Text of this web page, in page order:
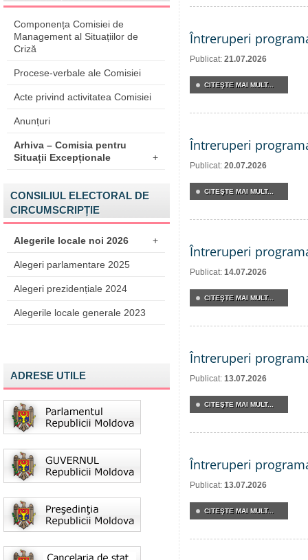
Componența Comisiei de
Management al Situațiilor de
Criză
Procese-verbale ale Comisiei
Acte privind activitatea Comisiei
Anunțuri
Arhiva – Comisia pentru
Situații Excepționale
+
CONSILIUL ELECTORAL DE
CIRCUMSCRIPȚIE
Alegerile locale noi 2026 +
Alegeri parlamentare 2025
Alegeri prezidențiale 2024
Alegerile locale generale 2023
ADRESE UTILE
Întreruperi
Publicat: 21.07.2026
CITEŞTE MAI MULT...
Întreruperi
Publicat: 20.07.2026
CITEŞTE MAI MULT...
Întreruperi
Publicat: 14.07.2026
CITEŞTE MAI MULT...
Întreruperi
Publicat: 13.07.2026
CITEŞTE MAI MULT...
Întreruperi
Publicat: 13.07.2026
CITEŞTE MAI MULT...